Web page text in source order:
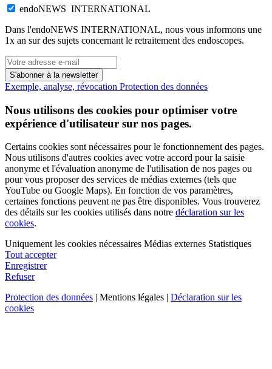
endoNEWS INTERNATIONAL
Dans l'endoNEWS INTERNATIONAL, nous vous informons une
1x an sur des sujets concernant le retraitement des endoscopes.
S'abonner à la newsletter
Exemple, analyse, révocation Protection des données
Nous utilisons des cookies pour optimiser votre
expérience d'utilisateur sur nos pages.
Certains cookies sont nécessaires pour le fonctionnement des pages.
Nous utilisons d'autres cookies avec votre accord pour la saisie
anonyme et l'évaluation anonyme de l'utilisation de nos pages ou
pour vous proposer des services de médias externes (tels que
YouTube ou Google Maps). En fonction de vos paramètres,
certaines fonctions peuvent ne pas être disponibles. Vous trouverez
des détails sur les cookies utilisés dans notre déclaration sur les
cookies.
Uniquement les cookies nécessaires Médias externes Statistiques
Tout accepter
Enregistrer
Refuser
Protection des données | Mentions légales | Déclaration sur les
cookies